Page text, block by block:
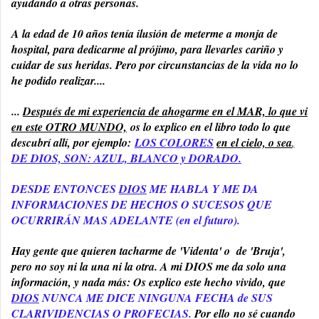
A la edad de 10 años tenía ilusión de meterme a monja de
hospital, para dedicarme al prójimo, para llevarles cariño y
cuidar de sus heridas. Pero por circunstancias de la vida no lo
he podido realizar....
... Después de mi experiencia de ahogarme en el MAR, lo que vi
en este OTRO MUNDO, os lo explico en el libro todo lo que
descubrí allí, por ejemplo: LOS COLORESen el cielo, o sea,
DE DIOS, SON: AZUL, BLANCO y DORADO.
DESDE ENTONCESDIOSME HABLA Y ME DA
INFORMACIONES DE HECHOS O SUCESOS QUE
OCURRIRÁN MAS ADELANTE (en el futuro).
Hay gente que quieren tacharme de 'Videnta' o de 'Bruja',
pero no soy ni la una ni la otra. A mi DIOS me da solo una
información, y nada más: Os explico este hecho vivido, que
DIOSNUNCA ME DICE NINGUNA FECHA de SUS
CLARIVIDENCIAS O PROFECIAS. Por ello no sé cuando